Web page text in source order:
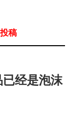
投稿
经是泡沫